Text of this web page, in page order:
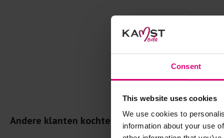
Consent
This website uses cookies
We use cookies to
information about your use
Andere klanten kochten dit ook